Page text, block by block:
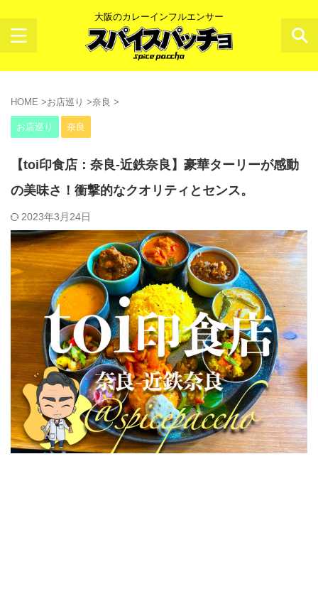
大阪のカレーインフルエンサー
HOME >お店巡り >奈良 >
お店巡り 奈良
【toi印食店：奈良-近鉄奈良】豪華ターリーが感動
の美味さ！衝撃的なクオリティとセンス。
2023年3月24日